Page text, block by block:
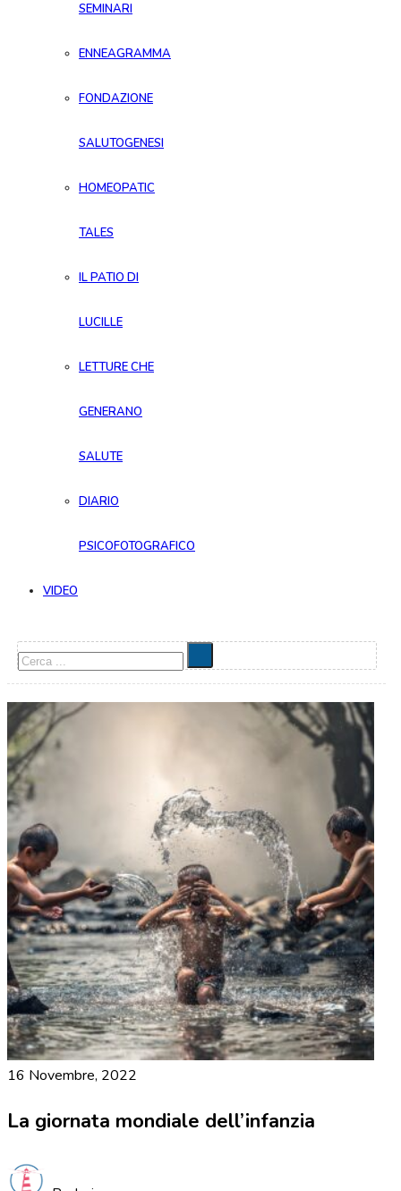
SEMINARI
ENNEAGRAMMA
FONDAZIONE
SALUTOGENESI
HOMEOPATIC
TALES
IL PATIO DI
LUCILLE
LETTURE CHE
GENERANO
SALUTE
DIARIO
PSICOFOTOGRAFICO
VIDEO
Cerca
16 Novembre, 2022
La giornata mondiale dell’infanzia